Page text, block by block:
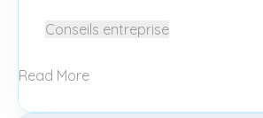
Conseils entreprise
Read More